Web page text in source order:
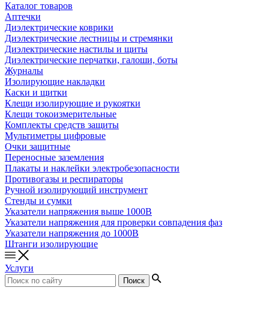
Каталог товаров
Аптечки
Диэлектрические коврики
Диэлектрические лестницы и стремянки
Диэлектрические настилы и щиты
Диэлектрические перчатки, галоши, боты
Журналы
Изолирующие накладки
Каски и щитки
Клещи изолирующие и рукоятки
Клещи токоизмерительные
Комплекты средств защиты
Мультиметры цифровые
Очки защитные
Переносные заземления
Плакаты и наклейки электробезопасности
Противогазы и респираторы
Ручной изолирующий инструмент
Стенды и сумки
Указатели напряжения выше 1000В
Указатели напряжения для проверки совпадения фаз
Указатели напряжения до 1000В
Штанги изолирующие
Услуги